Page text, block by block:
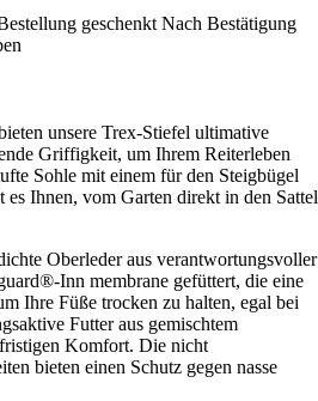
geschenkt Nach Bestätigung
unsere Trex-Stiefel ultimative
Griffigkeit, um Ihrem Reiterleben
Sohle mit einem für den Steigbügel
es Ihnen, vom Garten direkt in den Sattel
Oberleder aus verantwortungsvoller
Inn membrane gefüttert, die eine
Ihre Füße trocken zu halten, egal bei
Futter aus gemischtem
Komfort. Die nicht
bieten einen Schutz gegen nasse